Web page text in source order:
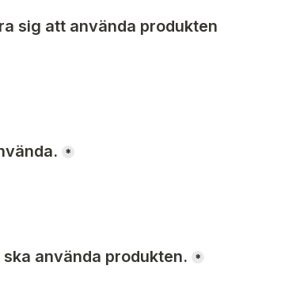
sig att använda produkten
*
använda produkten. *